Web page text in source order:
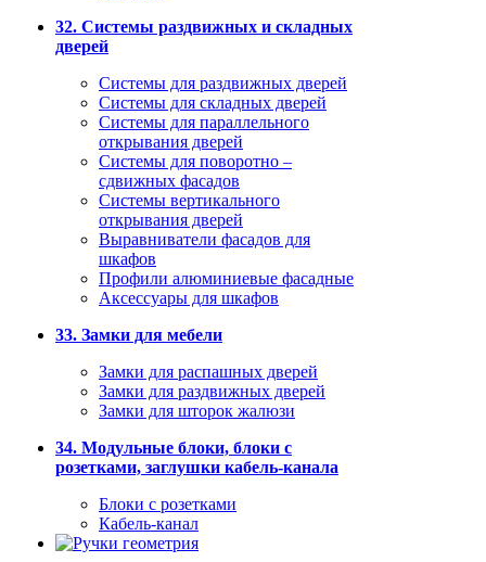
32. Системы раздвижных и складных
дверей
Системы для раздвижных дверей
Системы для складных дверей
Системы для параллельного
открывания дверей
Системы для поворотно –
сдвижных фасадов
Системы вертикального
открывания дверей
Выравниватели фасадов для
шкафов
Профили алюминиевые фасадные
Аксессуары для шкафов
33. Замки для мебели
Замки для распашных дверей
Замки для раздвижных дверей
Замки для шторок жалюзи
34. Модульные блоки, блоки с
розетками, заглушки кабель-канала
Блоки с розетками
Кабель-канал